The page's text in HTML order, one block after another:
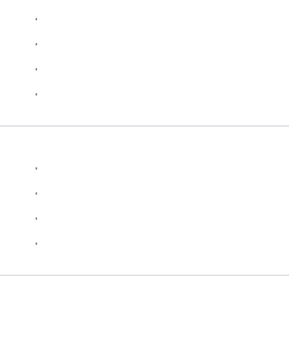
.
.
.
.
.
.
.
.